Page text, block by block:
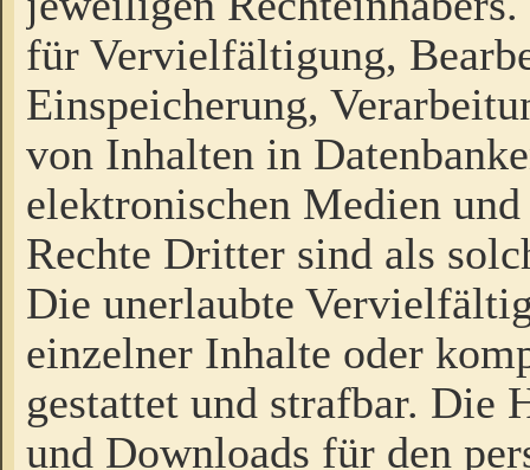
für Vervielfältigung,
Einspeicherung,
von Inhalten in
elektronischen Medien
Rechte Dritter sind als
Die unerlaubte
einzelner Inhalte oder
gestattet und strafbar. Die
und Downloads für den